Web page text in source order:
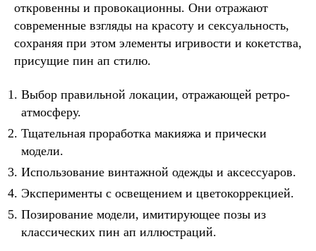
откровенны и провокационны. Они отражают
современные взгляды на красоту и сексуальность,
сохраняя при этом элементы игривости и кокетства,
присущие пин ап стилю.
Выбор правильной локации, отражающей ретро-
атмосферу.
Тщательная проработка макияжа и прически
модели.
Использование винтажной одежды и аксессуаров.
Эксперименты с освещением и цветокоррекцией.
Позирование модели, имитирующее позы из
классических пин ап иллюстраций.